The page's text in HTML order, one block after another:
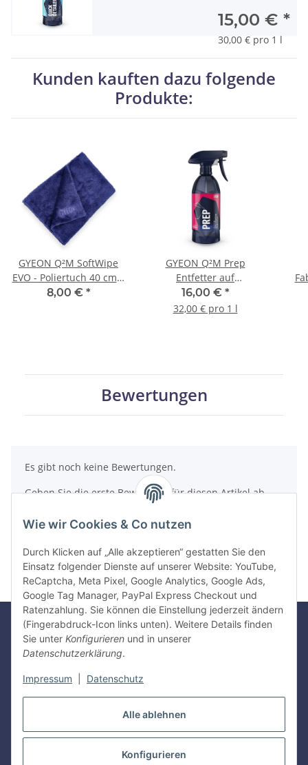
Alle ablehnen
Konfigurieren
Wie wir Cookies & Co nutzen
Durch Klicken auf „Alle akzeptieren“ gestatten Sie den
Einsatz folgender Dienste auf unserer Website: YouTube,
ReCaptcha, Meta Pixel, Google Analytics, Google Ads,
Google Tag Manager, PayPal Express Checkout und
Ratenzahlung. Sie können die Einstellung jederzeit ändern
(Fingerabdruck-Icon links unten). Weitere Details finden
Sie unter Konfigurieren und in unserer
Datenschutzerklärung.
Impressum Datenschutz
15,00 € *
30,00 € pro 1 l
Kunden kauften dazu folgende
Produkte:
GYEON Q²M SoftWipe
EVO - Poliertuch 40 cm ×
40 cm
8,00 € *
GYEON Q²M Prep
Entfetter auf
Alkoholbasis 500 ml
16,00 € *
32,00 € pro 1 l
Bewertungen
Es gibt noch keine Bewertungen.
Geben Sie die erste Bewertung für diesen Artikel ab
und helfen Sie Anderen bei der Kaufentscheidung
Gesetzliche Informationen